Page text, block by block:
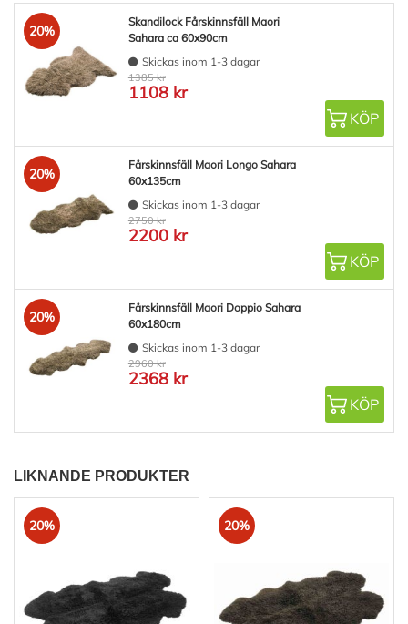
20%
Skandilock Fårskinnsfäll Maori
Sahara ca 60x90cm
Skickas inom 1-3 dagar
1385 kr
1108 kr
KÖP
20%
Fårskinnsfäll Maori Longo Sahara
60x135cm
Skickas inom 1-3 dagar
2750 kr
2200 kr
KÖP
20%
Fårskinnsfäll Maori Doppio Sahara
60x180cm
Skickas inom 1-3 dagar
2960 kr
2368 kr
KÖP
LIKNANDE PRODUKTER
20% 20%